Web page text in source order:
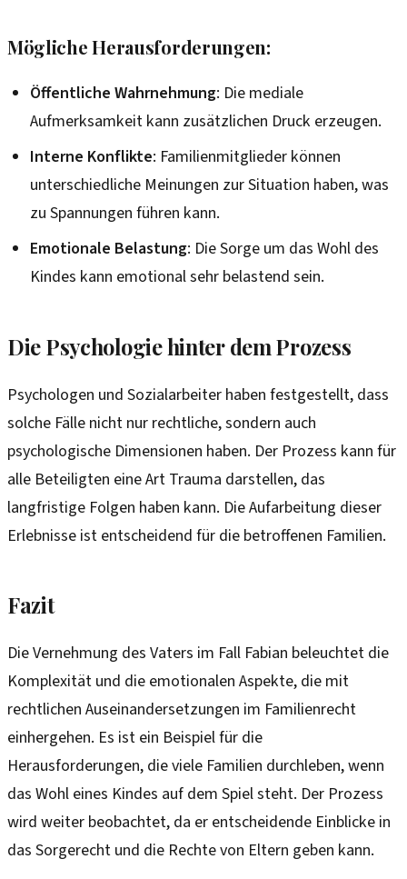
Mögliche Herausforderungen:
Öffentliche Wahrnehmung: Die mediale
Aufmerksamkeit kann zusätzlichen Druck erzeugen.
Interne Konflikte: Familienmitglieder können
unterschiedliche Meinungen zur Situation haben, was
zu Spannungen führen kann.
Emotionale Belastung: Die Sorge um das Wohl des
Kindes kann emotional sehr belastend sein.
Die Psychologie hinter dem Prozess
Psychologen und Sozialarbeiter haben festgestellt, dass
solche Fälle nicht nur rechtliche, sondern auch
psychologische Dimensionen haben. Der Prozess kann für
alle Beteiligten eine Art Trauma darstellen, das
langfristige Folgen haben kann. Die Aufarbeitung dieser
Erlebnisse ist entscheidend für die betroffenen Familien.
Fazit
Die Vernehmung des Vaters im Fall Fabian beleuchtet die
Komplexität und die emotionalen Aspekte, die mit
rechtlichen Auseinandersetzungen im Familienrecht
einhergehen. Es ist ein Beispiel für die
Herausforderungen, die viele Familien durchleben, wenn
das Wohl eines Kindes auf dem Spiel steht. Der Prozess
wird weiter beobachtet, da er entscheidende Einblicke in
das Sorgerecht und die Rechte von Eltern geben kann.